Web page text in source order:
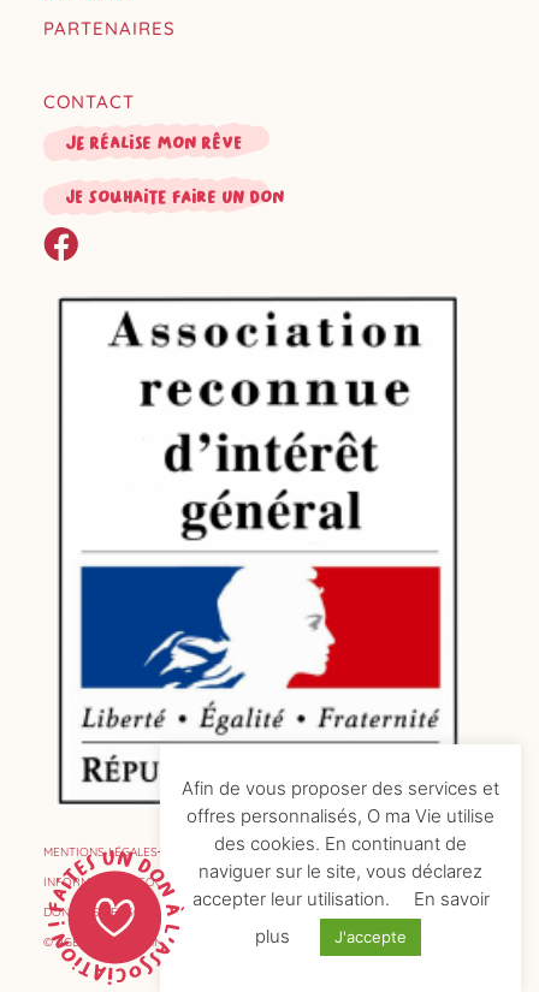
PARTENAIRES
CONTACT
Je réalise mon rêve
je souhaite faire un don
MENTIONS LÉGALES
INFORMATIONS COOKIES
DONNÉES PERSONNELLES
© AGENCE DE COMMUNICATION
Afin de vous proposer des services et
offres personnalisés, O ma Vie utilise
des cookies. En continuant de
naviguer sur le site, vous déclarez
accepter leur utilisation.
En savoir
plus
J'accepte